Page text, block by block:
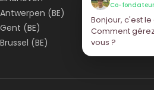
Antwerpen (BE)
Gent (BE)
Brussel (BE)
Co-fondateur
Bonjour, c'est
Comment
vous ?